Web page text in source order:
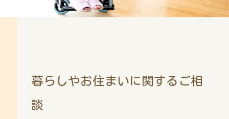
暮らしやお住まいに関するご相
談